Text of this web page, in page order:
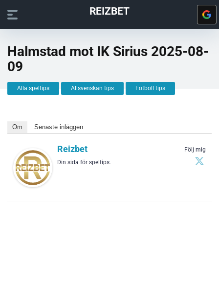
REIZBET
Halmstad mot IK Sirius 2025-08-
09
Alla speltips Allsvenskan tips Fotboll tips
Om Senaste inläggen
Följ mig
Reizbet
Din sida för speltips.